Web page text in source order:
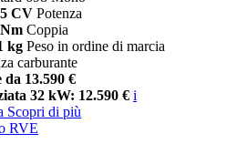
CV Potenza
Coppia
kg Peso in ordine di marcia
carburante
13.590 €
32 kW: 12.590 € i
Scopri di più
RVE